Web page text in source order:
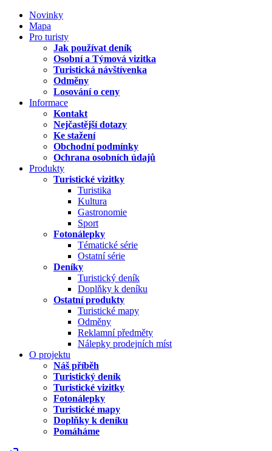
Novinky
Mapa
Pro turisty
Jak používat deník
Osobní a Týmová vizitka
Turistická návštívenka
Odměny
Losování o ceny
Informace
Kontakt
Nejčastější dotazy
Ke stažení
Obchodní podmínky
Ochrana osobních údajů
Produkty
Turistické vizitky
Turistika
Kultura
Gastronomie
Sport
Fotonálepky
Tématické série
Ostatní série
Deníky
Turistický deník
Doplňky k deníku
Ostatní produkty
Turistické mapy
Odměny
Reklamní předměty
Nálepky prodejních míst
O projektu
Náš příběh
Turistický deník
Turistické vizitky
Fotonálepky
Turistické mapy
Doplňky k deníku
Pomáháme